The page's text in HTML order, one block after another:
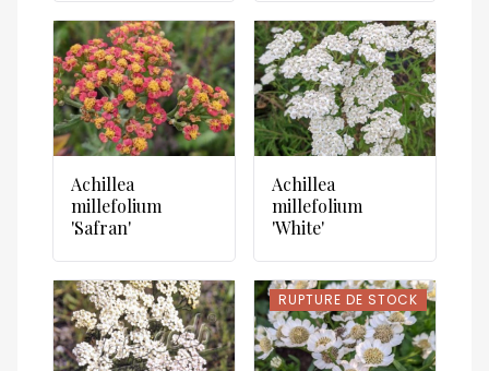
Achillea
millefolium
'Safran'
Achillea
millefolium
'White'
RUPTURE DE STOCK
RUPTURE DE STOCK